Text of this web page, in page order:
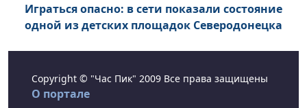
Играться опасно: в сети показали состояние
одной из детских площадок Северодонецка
Copyright © "Час Пик" 2009 Все права защищены
О портале